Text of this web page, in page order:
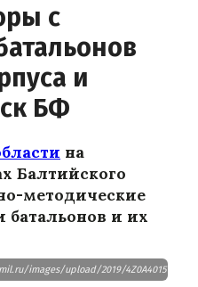
с
и
БФ
на
Балтийского
методические
и их
images/upload/2019/4Z0A4015-